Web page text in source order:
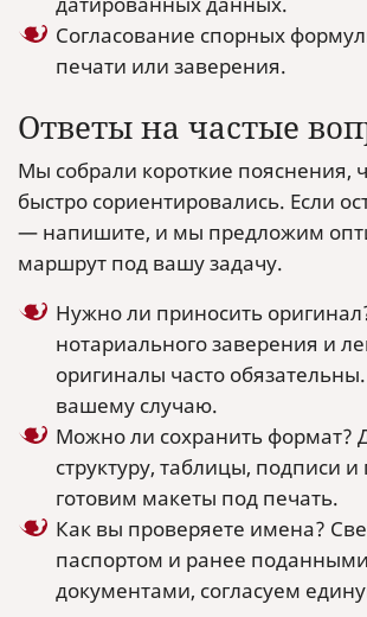
Согласование спорных
печати или заверения.
Ответы на частые
Мы собрали короткие пояснения,
быстро сориентировались. Если
— напишите, и мы предложим
маршрут под вашу задачу.
Нужно ли приносить
нотариального заверения и
оригиналы часто
вашему случаю.
Можно ли сохранить формат?
структуру, таблицы, подписи и
готовим макеты под печать.
Как вы проверяете имена?
паспортом и ранее поданными
документами, согласуем